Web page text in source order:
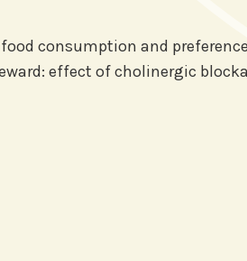
consumption and
effect of cholinergic